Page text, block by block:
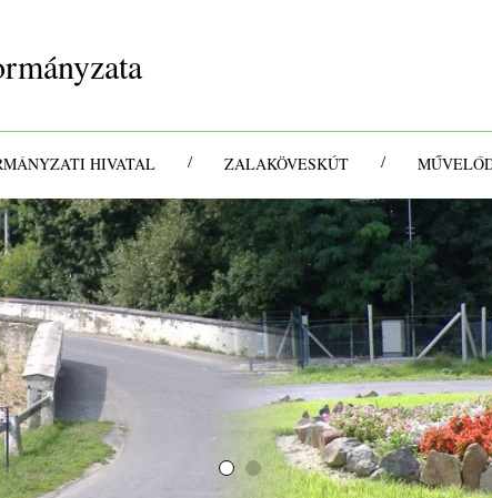
HIVATAL / ZALAKÖVESKÚT /